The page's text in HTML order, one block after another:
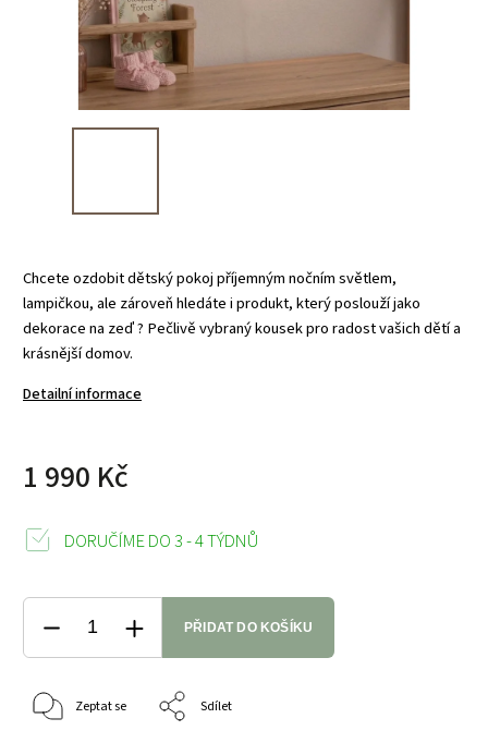
Chcete ozdobit dětský pokoj příjemným nočním světlem,
lampičkou, ale zároveň hledáte i produkt, který poslouží jako
dekorace na zeď ? Pečlivě vybraný kousek pro radost vašich dětí a
krásnější domov.
Detailní informace
1 990 Kč
DORUČÍME DO 3 - 4 TÝDNŮ
PŘIDAT DO KOŠÍKU
Zeptat se Sdílet